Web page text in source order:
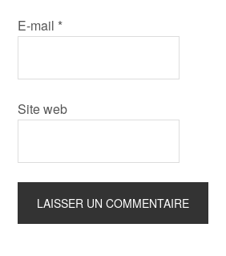
E-mail *
Site web